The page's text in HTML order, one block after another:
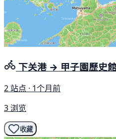
下关港 → 甲子園歷史
2 站点 · 1个月前
3 浏览
收藏